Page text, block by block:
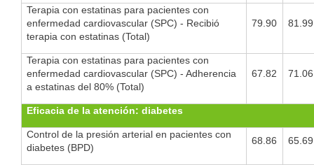
Terapia con estatinas para pacientes con
enfermedad cardiovascular (SPC) - Recibió
terapia con estatinas (Total)
79.90 81.99
Terapia con estatinas para pacientes con
enfermedad cardiovascular (SPC) - Adherencia
a estatinas del 80% (Total)
67.82 71.06
Eficacia de la atención: diabetes
Control de la presión arterial en pacientes con
diabetes (BPD)
68.86 65.69